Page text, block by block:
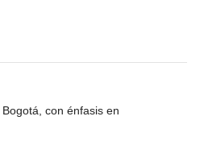
con énfasis en